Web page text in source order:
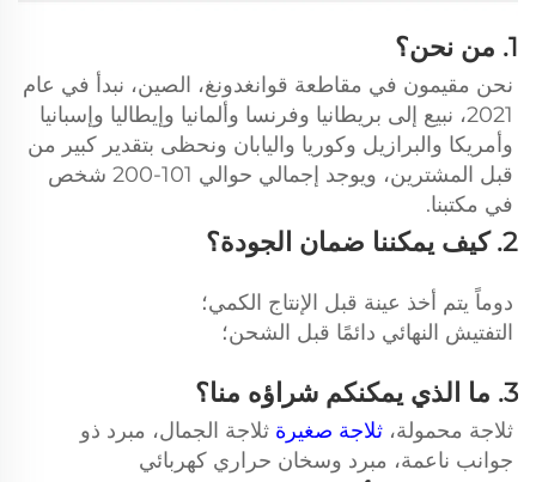
1. من نحن؟
في مكتبنا.
2. كيف يمكننا ضمان الجودة؟
دوماً يتم أخذ عينة قبل الإنتاج الكمي؛
التفتيش النهائي دائمًا قبل الشحن؛
3. ما الذي يمكنكم شراؤه منا؟
ثلاجة محمولة، ثلاجة صغيرة
جوانب ناعمة، مبرد وسخان حراري كهربائي